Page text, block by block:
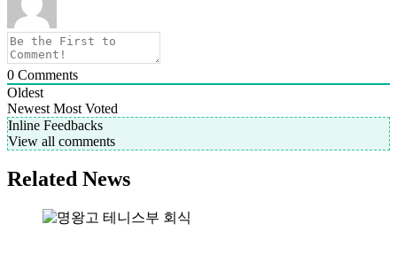
0 Comments
Oldest
Newest Most Voted
Inline Feedbacks
View all comments
Related News